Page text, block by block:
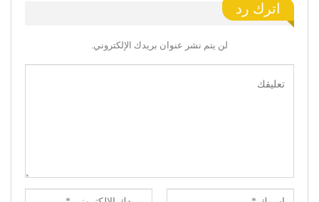
اترك رد
لن يتم نشر عنوان بريدك الإلكتروني.